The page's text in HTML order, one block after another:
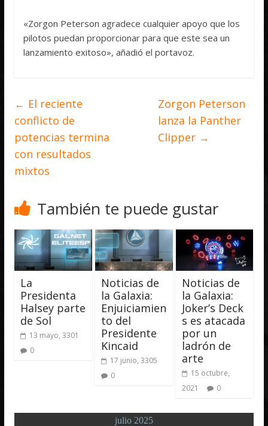
«Zorgon Peterson agradece cualquier apoyo que los
pilotos puedan proporcionar para que este sea un
lanzamiento exitoso», añadió el portavoz.
← El reciente
conflicto de
potencias termina
con resultados
mixtos
Zorgon Peterson
lanza la Panther
Clipper →
También te puede gustar
La
Presidenta
Halsey parte
de Sol
13 mayo, 3301
0
Noticias de
la Galaxia:
Enjuiciamien
to del
Presidente
Kincaid
17 junio, 3305
0
Noticias de
la Galaxia:
Joker’s Deck
s es atacada
por un
ladrón de
arte
15 octubre,
2021
0
julio 2025